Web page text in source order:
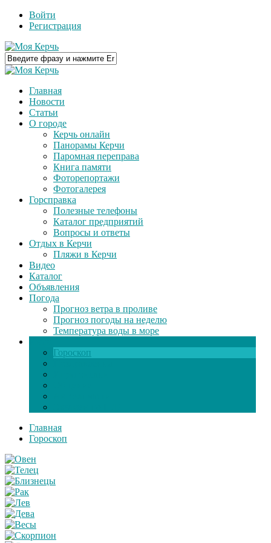
Войти
Регистрация
Главная
Новости
Статьи
О городе
Керчь онлайн
Панорамы Керчи
Паромная переправа
Книга памяти
Фоторепортажи
Фотогалерея
Горсправка
Полезные телефоны
Каталог предприятий
Вопросы и ответы
Отдых в Керчи
Пляжи в Керчи
Видео
Каталог
Объявления
Погода
Прогноз ветра в проливе
Прогноз погоды на неделю
Температура воды в море
Гороскоп
Главная
Гороскоп